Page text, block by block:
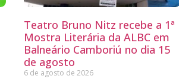
Teatro Bruno Nitz recebe a 1ª
Mostra Literária da ALBC em
Balneário Camboriú no dia 15
de agosto
6 de agosto de 2026